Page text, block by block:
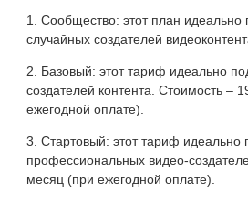
Сообщество: этот план идеально
случайных создателей
Базовый: этот тариф идеально
создателей контента. Стоимость –
ежегодной оплате).
Стартовый: этот тариф идеально
профессиональных видео-
месяц (при ежегодной оплате).